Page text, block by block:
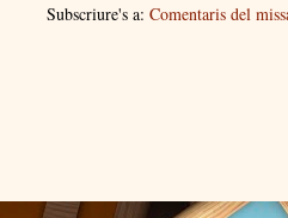
Subscriure's a: Comentaris del